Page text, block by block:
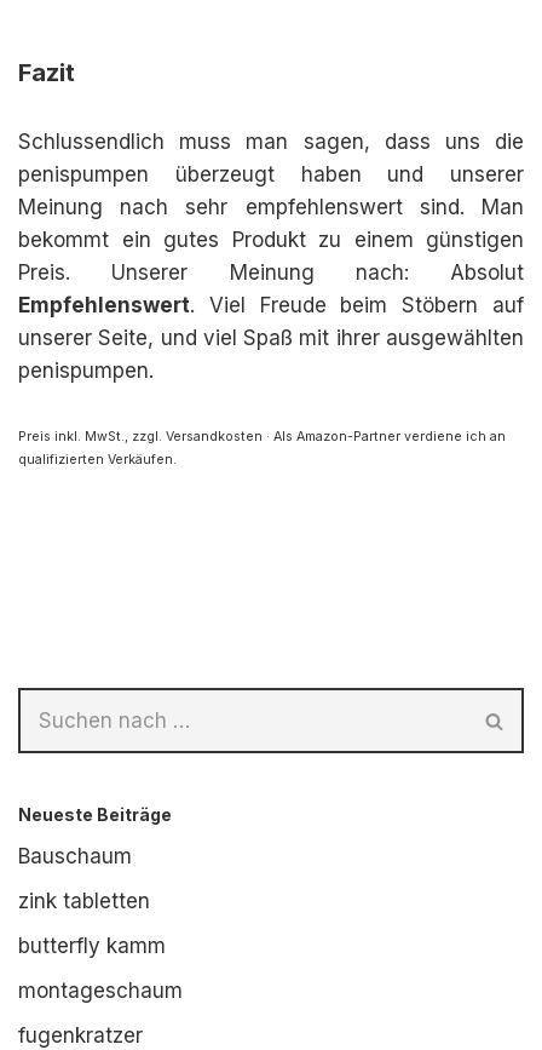
Fazit
Schlussendlich muss man sagen, dass uns die
penispumpen überzeugt haben und unserer
Meinung nach sehr empfehlenswert sind. Man
bekommt ein gutes Produkt zu einem günstigen
Preis. Unserer Meinung nach: Absolut
Empfehlenswert. Viel Freude beim Stöbern auf
unserer Seite, und viel Spaß mit ihrer ausgewählten
penispumpen.
Preis inkl. MwSt., zzgl. Versandkosten · Als Amazon-Partner verdiene ich an
qualifizierten Verkäufen.
Neueste Beiträge
Bauschaum
zink tabletten
butterfly kamm
montageschaum
fugenkratzer